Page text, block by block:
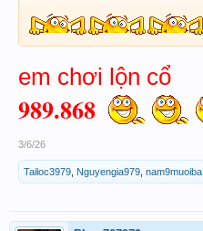
em chơi lộn cổ
989.868
3/6/26
Tailoc3979 Nguyengia979 nam9muoiba